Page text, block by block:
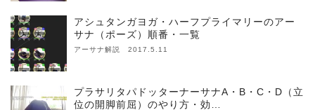
アシュタンガヨガ・ハーフプライマリーのアー
サナ（ポーズ）順番・一覧
アーサナ解説 2017.5.11
プラサリタパドッターナーサナA・B・C・D（立
位の開脚前屈）のやり方・効…